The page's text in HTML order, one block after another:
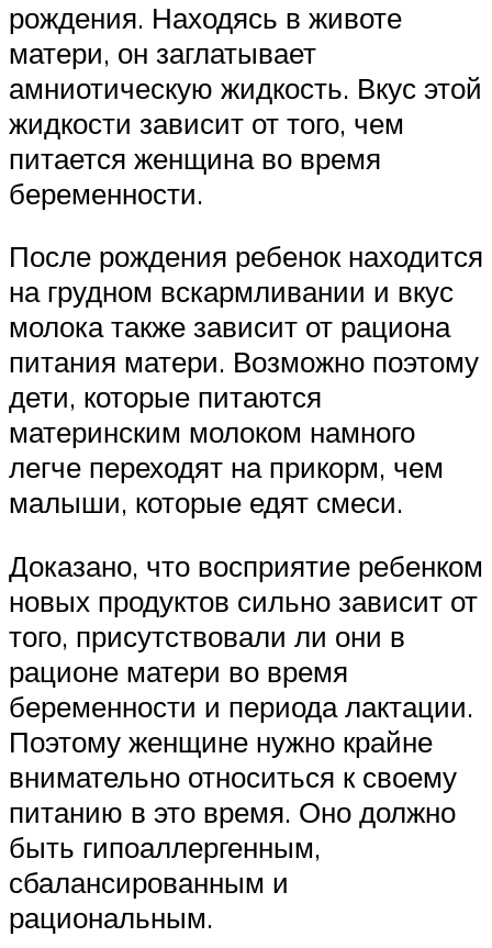
рождения. Находясь в животе
матери, он заглатывает
амниотическую жидкость. Вкус этой
жидкости зависит от того, чем
питается женщина во время
беременности.
После рождения ребенок находится
на грудном вскармливании и вкус
молока также зависит от рациона
питания матери. Возможно поэтому
дети, которые питаются
материнским молоком намного
легче переходят на прикорм, чем
малыши, которые едят смеси.
Доказано, что восприятие ребенком
новых продуктов сильно зависит от
того, присутствовали ли они в
рационе матери во время
беременности и периода лактации.
Поэтому женщине нужно крайне
внимательно относиться к своему
питанию в это время. Оно должно
быть гипоаллергенным,
сбалансированным и
рациональным.